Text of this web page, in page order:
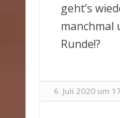
geht’s
manchmal
Runde!?
6. Juli 2020 um